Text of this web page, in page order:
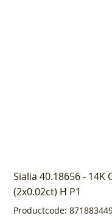
Sialia 40.18656 -
(2x0.02ct) H P1
Productcode: Productcode